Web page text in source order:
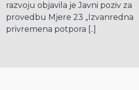
razvoju objavila je Javni poziv za
provedbu Mjere 23 „Izvanredna
privremena potpora [..]